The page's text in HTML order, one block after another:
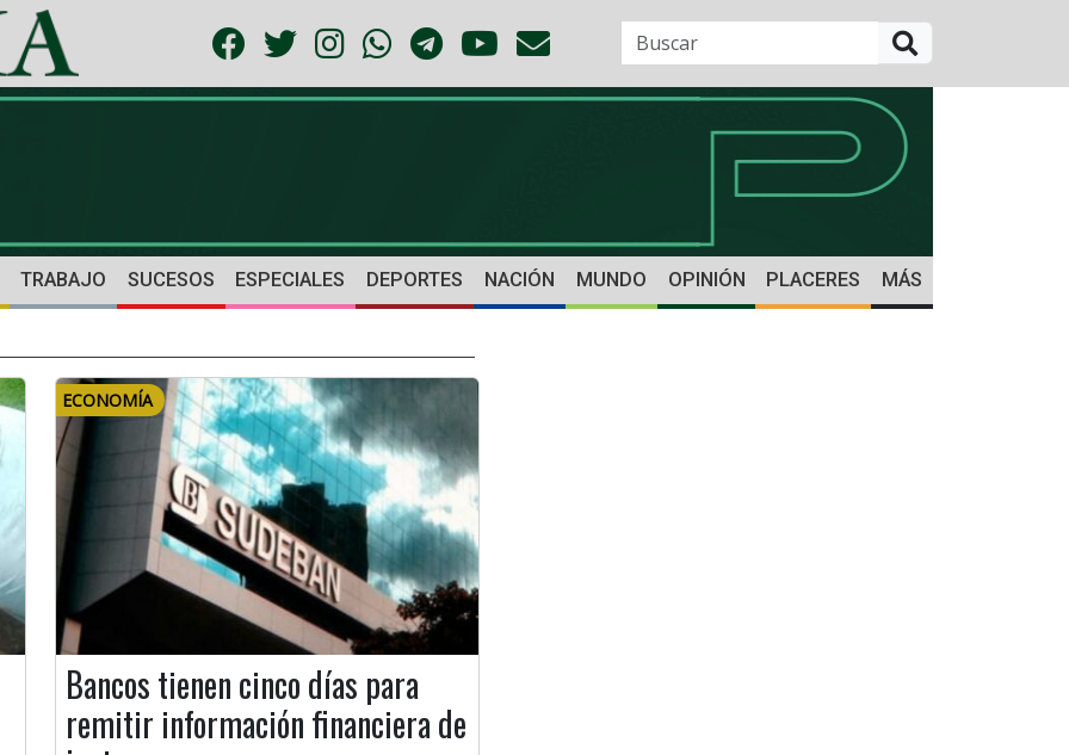
TRABAJO SUCESOS ESPECIALES DEPORTES NACIÓN MUNDO OPINIÓN PLACERES MÁS
ECONOMÍA
Bancos tienen cinco días para
remitir información financiera de